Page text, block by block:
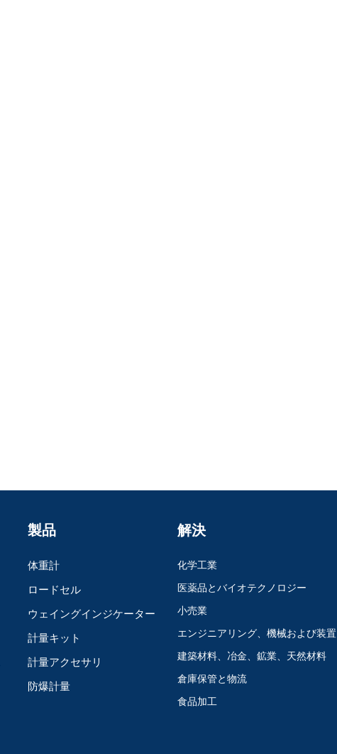
製品
体重計
ロードセル
ウェイングインジケーター
計量キット
計量アクセサリ
防爆計量
解決
化学工業
医薬品とバイオテクノロジー
小売業
エンジニアリング、機械および装置
建築材料、冶金、鉱業、天然材料
倉庫保管と物流
食品加工